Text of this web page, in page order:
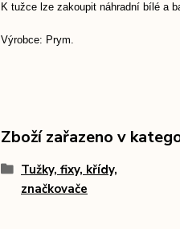
K tužce lze zakoupit náhradní bílé a
Výrobce: Prym.
Zboží zařazeno v
Tužky, fixy, křídy,
značkovače